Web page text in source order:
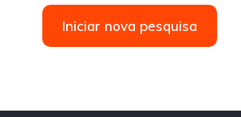
Iniciar nova pesquisa